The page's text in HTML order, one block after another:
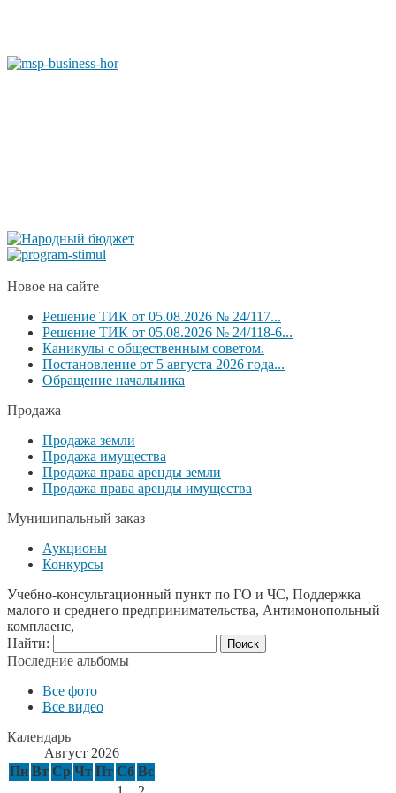
Новое на сайте
Решение ТИК от 05.08.2026 № 24/117...
Решение ТИК от 05.08.2026 № 24/118-6...
Каникулы с общественным советом.
Постановление от 5 августа 2026 года...
Обращение начальника
Продажа
Продажа земли
Продажа имущества
Продажа права аренды земли
Продажа права аренды имущества
Муниципальный заказ
Аукционы
Конкурсы
Учебно-консультационный пункт по ГО и ЧС, Поддержка
малого и среднего предпринимательства, Антимонопольный
комплаенс,
Найти:
Последние альбомы
Все фото
Все видео
Календарь
Август 2026
Пн Вт Ср Чт Пт Сб Вс